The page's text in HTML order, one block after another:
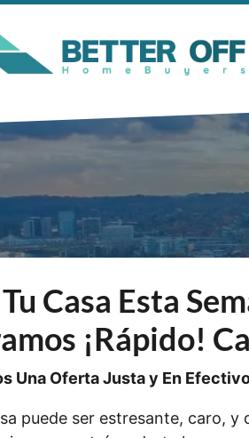
Casa Esta
¡Rápido!
Una Oferta Justa y En
puede ser estresante, caro,